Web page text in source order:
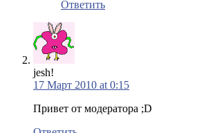
Ответить
jesh!
17 Март 2010 at 0:15
Привет от модератора ;D